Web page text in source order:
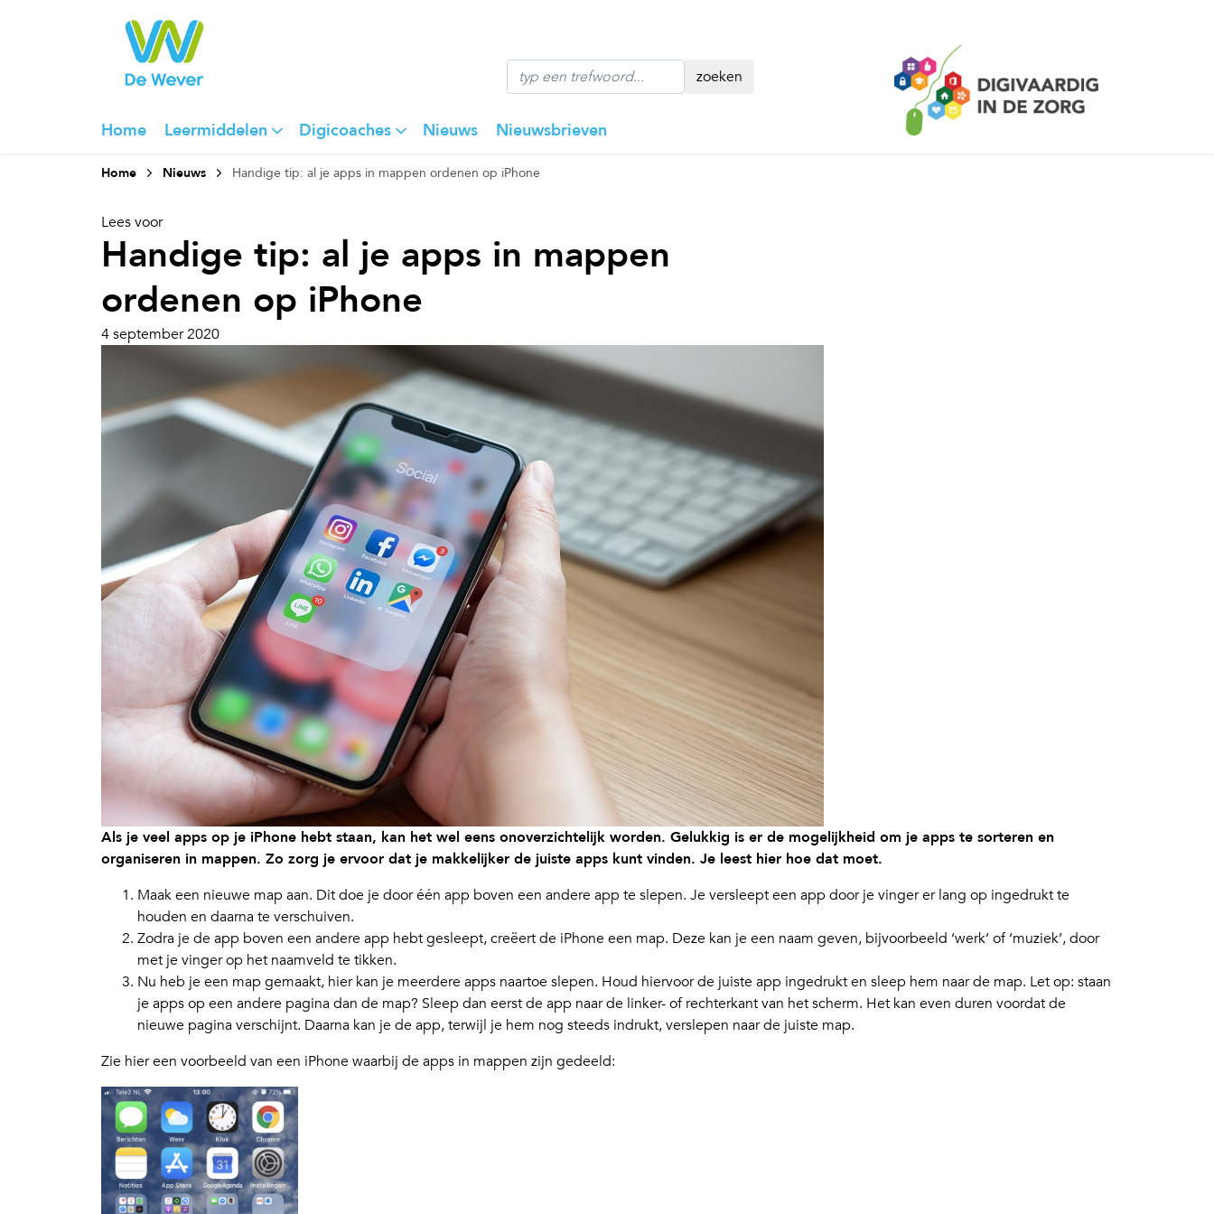
zoeken
Home Leermiddelen Digicoaches Nieuws Nieuwsbrieven
Home Nieuws Handige tip: al je apps in mappen ordenen op iPhone
Lees voor
Handige tip: al je apps in mappen
ordenen op iPhone
4 september 2020
Als je veel apps op je iPhone hebt staan, kan het wel eens onoverzichtelijk worden. Gelukkig is er de mogelijkheid om je apps te sorteren en
organiseren in mappen. Zo zorg je ervoor dat je makkelijker de juiste apps kunt vinden. Je leest hier hoe dat moet.
Maak een nieuwe map aan. Dit doe je door één app boven een andere app te slepen. Je versleept een app door je vinger er lang op ingedrukt te
houden en daarna te verschuiven.
Zodra je de app boven een andere app hebt gesleept, creëert de iPhone een map. Deze kan je een naam geven, bijvoorbeeld ‘werk’ of ‘muziek’, door
met je vinger op het naamveld te tikken.
Nu heb je een map gemaakt, hier kan je meerdere apps naartoe slepen. Houd hiervoor de juiste app ingedrukt en sleep hem naar de map. Let op: staan
je apps op een andere pagina dan de map? Sleep dan eerst de app naar de linker- of rechterkant van het scherm. Het kan even duren voordat de
nieuwe pagina verschijnt. Daarna kan je de app, terwijl je hem nog steeds indrukt, verslepen naar de juiste map.
Zie hier een voorbeeld van een iPhone waarbij de apps in mappen zijn gedeeld: